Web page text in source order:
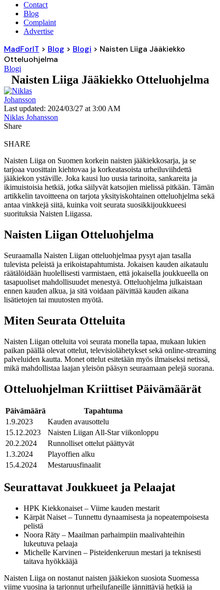
Contact
Blog
Complaint
Advertise
MadForIT > Blog > Blogi > Naisten Liiga Jääkiekko
Otteluohjelma
Blogi
Naisten Liiga Jääkiekko Otteluohjelma
Last updated: 2024/03/27 at 3:00 AM
Niklas Johansson
Share
SHARE
Naisten Liiga on Suomen korkein naisten jääkiekkosarja, ja se
tarjoaa vuosittain kiehtovaa ja korkeatasoista urheiluviihdettä
jääkiekon ystäville. Joka kausi luo uusia tarinoita, sankareita ja
ikimuistoisia hetkiä, jotka säilyvät katsojien mielissä pitkään. Tämän
artikkelin tavoitteena on tarjota yksityiskohtainen otteluohjelma sekä
antaa vinkkejä siitä, kuinka voit seurata suosikkijoukkueesi
suorituksia Naisten Liigassa.
Naisten Liigan Otteluohjelma
Seuraamalla Naisten Liigan otteluohjelmaa pysyt ajan tasalla
tulevista peleistä ja erikoistapahtumista. Jokaisen kauden aikataulu
räätälöidään huolellisesti varmistaen, että jokaisella joukkueella on
tasapuoliset mahdollisuudet menestyä. Otteluohjelma julkaistaan
ennen kauden alkua, ja sitä voidaan päivittää kauden aikana
lisätietojen tai muutosten myötä.
Miten Seurata Otteluita
Naisten Liigan otteluita voi seurata monella tapaa, mukaan lukien
paikan päällä olevat ottelut, televisiolähetykset sekä online-streaming
palveluiden kautta. Monet ottelut esitetään myös ilmaiseksi netissä,
mikä mahdollistaa laajan yleisön pääsyn seuraamaan pelejä suorana.
Otteluohjelman Kriittiset Päivämäärät
Päivämäärä
Tapahtuma
1.9.2023
Kauden avausottelu
15.12.2023
Naisten Liigan All-Star viikonloppu
20.2.2024
Runnolliset ottelut päättyvät
1.3.2024
Playoffien alku
15.4.2024
Mestaruusfinaalit
Seurattavat Joukkueet ja Pelaajat
HPK Kiekkonaiset – Viime kauden mestarit
Kärpät Naiset – Tunnettu dynaamisesta ja nopeatempoisesta
pelistä
Noora Räty – Maailman parhaimpiin maalivahteihin
lukeutuva pelaaja
Michelle Karvinen – Pisteidenkeruun mestari ja teknisesti
taitava hyökkääjä
Naisten Liiga on nostanut naisten jääkiekon suosiota Suomessa
viime vuosina ja tarjonnut urheilufaneille jännittäviä hetkiä ja